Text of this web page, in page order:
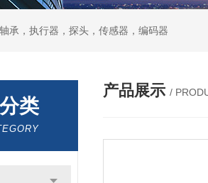
承，执行器，探头，传感器，编码器
类
产品展示 /